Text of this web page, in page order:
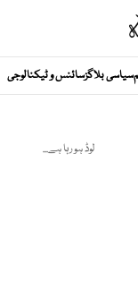
سیاسی بلاگزسائنس و ٹیکنالوجی
لوڈ ہو رہا ہے...